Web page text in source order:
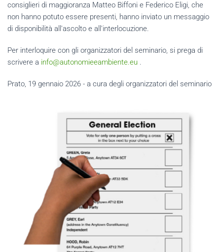
consiglieri di maggioranza Matteo Biffoni e Federico Eligi, che
non hanno potuto essere presenti, hanno inviato un messaggio
di disponibilità all'ascolto e all'interlocuzione.
Per interloquire con gli organizzatori del seminario, si prega di
scrivere a info@autonomieeambiente.eu .
Prato, 19 gennaio 2026 - a cura degli organizzatori del seminario